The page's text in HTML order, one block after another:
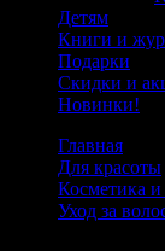
Детям
Книги и
Подарки
Скидки и
Новинки!
Главная
Для красоты
Косметика и
Уход за